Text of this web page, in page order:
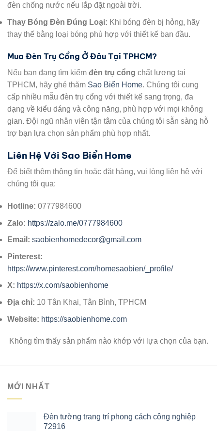
đèn chống nước nếu lắp đặt ngoài trời.
Thay Bóng Đèn Đúng Loại: Khi bóng đèn bị hỏng, hãy
thay thế bằng loại bóng phù hợp với thiết kế ban đầu.
Mua Đèn Trụ Cổng Ở Đâu Tại TPHCM?
Nếu bạn đang tìm kiếm đèn trụ cổng chất lượng tại
TPHCM, hãy ghé thăm Sao Biển Home. Chúng tôi cung
cấp nhiều mẫu đèn trụ cổng với thiết kế sang trọng, đa
dạng về kiểu dáng và công năng, phù hợp với mọi không
gian. Đội ngũ nhân viên tận tâm của chúng tôi sẵn sàng hỗ
trợ bạn lựa chọn sản phẩm phù hợp nhất.
Liên Hệ Với Sao Biển Home
Để biết thêm thông tin hoặc đặt hàng, vui lòng liên hệ với
chúng tôi qua:
Hotline: 0777984600
Zalo: https://zalo.me/0777984600
Email: saobienhomedecor@gmail.com
Pinterest:
https://www.pinterest.com/homesaobien/_profile/
X: https://x.com/saobienhome
Địa chỉ: 10 Tân Khai, Tân Bình, TPHCM
Website: https://saobienhome.com
Không tìm thấy sản phẩm nào khớp với lựa chọn của bạn.
MỚI NHẤT
Đèn tường trang trí phong cách công nghiệp
72916